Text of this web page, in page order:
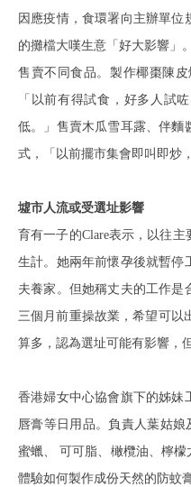
因應疫情，食環署向主辦單
的攤檔大嘆生意「好大影響」
售賣不同食品。製作椰棗陳
「以前有得試食，好多人試
低。」售賣木瓜雪耳露、伴麵
式，「以前擺市集會即叫即炒
墟市人流或受選址影響
育有一子的Clare表示，以往
生計。她兩年前懷孕後就暫停
夫養家。但她稱丈夫的工作是
三個月前重操故業，希望可以
算多，認為選址可能有影響，
香港婦女中心協會旗下的姊妹
唇膏等日用品。負責人葉姑娘
蜜蠟、 可可脂、橄欖油、檸
體驗如何製作成份天然的防蚊